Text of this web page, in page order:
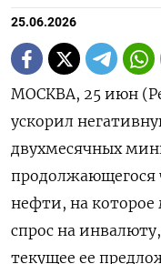
25.06.2026
МОСКВА, 25 июн
ускорил
двухмесячных
продолжающегося
нефти, на
спрос на
текущее ее